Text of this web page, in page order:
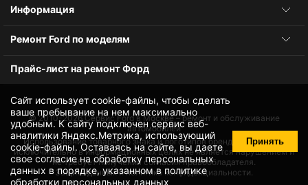
Сайт использует cookie-файлы, чтобы сделать
ваше пребывание на нем максимально
удобным. К cайту подключен сервис веб-
аналитики Яндекс.Метрика, использующий
cookie-файлы. Оставаясь на сайте, вы даете
своесогласие на обработку персональных
данных в порядке, указанном в политике
обработки персональных данных
Принять
Информация
Ремонт Ford по моделям
Прайс-лист на ремонт Форд
© 2010-2026Сервис Ford в Москве – ремонт и обслуживание
автомобилей
Использование товарного знака и логотипов бренда происходит
исключительно в информационных целях не является нарушением и
не требует получения согласия правообладателя.
Защита данных и политика конфиденциальности.